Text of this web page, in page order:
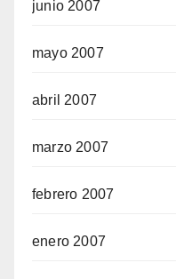
junio 2007
mayo 2007
abril 2007
marzo 2007
febrero 2007
enero 2007